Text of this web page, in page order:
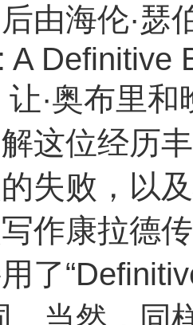
由海伦·瑟
A Definitive
让·奥布里
这位经历
失败，以
作康拉德
了
。当然，同